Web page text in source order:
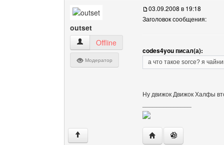
outset
outset Посмотреть профиль
Offline
Модератор
03.09.2008 в 19:18
Заголовок сообщения:
codes4you писал(а):
а что такое sorce? я
Ну движок Движок Халфы
↑ Посетить сайт